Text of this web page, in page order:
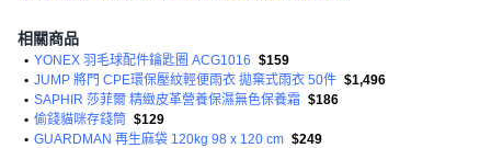
相關商品
• YONEX 羽毛球配件鑰匙圈 ACG1016 $159
• JUMP 將門 CPE環保壓紋輕便雨衣 拋棄式雨衣 50件 $1,496
• SAPHIR 莎菲爾 精緻皮革營養保濕無色保養霜 $186
• 偷錢貓咪存錢筒 $129
• GUARDMAN 再生麻袋 120kg 98 x 120 cm $249